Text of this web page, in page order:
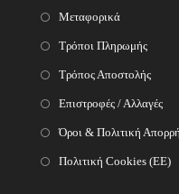
Μεταφορικά
Τρόποι Πληρωμής
Τρόπος Αποστολής
Επιστροφές / Αλλαγές
Όροι & Πολιτική
Πολιτική Cookies (ΕΕ)